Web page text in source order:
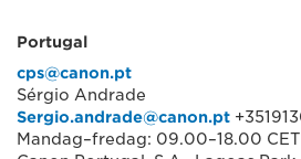
Portugal
cps@canon.pt
Sérgio Andrade
Sergio.andrade@canon.pt
Mandag–fredag: 09.00–18.00 CET